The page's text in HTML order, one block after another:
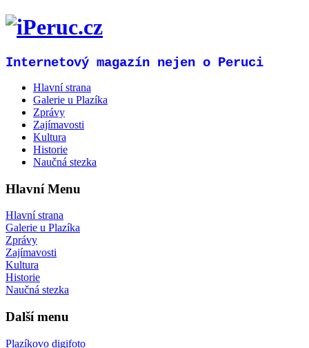
Internetový magazín nejen o Peruci
Hlavní strana
Galerie u Plazíka
Zprávy
Zajímavosti
Kultura
Historie
Naučná stezka
Hlavní Menu
Hlavní strana
Galerie u Plazíka
Zprávy
Zajímavosti
Kultura
Historie
Naučná stezka
Další menu
Plazíkovo digifoto